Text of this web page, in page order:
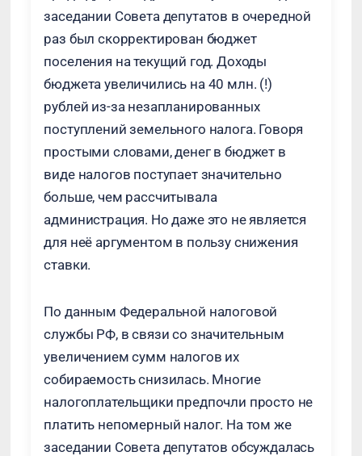
заседании Совета депутатов в очередной
раз был скорректирован бюджет
поселения на текущий год. Доходы
бюджета увеличились на 40 млн. (!)
рублей из-за незапланированных
поступлений земельного налога. Говоря
простыми словами, денег в бюджет в
виде налогов поступает значительно
больше, чем рассчитывала
администрация. Но даже это не является
для неё аргументом в пользу снижения
ставки.
По данным Федеральной налоговой
службы РФ, в связи со значительным
увеличением сумм налогов их
собираемость снизилась. Многие
налогоплательщики предпочли просто не
платить непомерный налог. На том же
заседании Совета депутатов обсуждалась